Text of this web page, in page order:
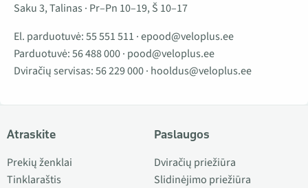
Saku 3, Talinas · Pr–Pn 10–19, Š 10–17
El. parduotuvė:55 551 511 ·epood@veloplus.ee
Parduotuvė:56 488 000· pood@veloplus.ee
Dviračių servisas:56 229 000· hooldus@veloplus.ee
Atraskite
Prekių ženklai
Tinklaraštis
Paslaugos
Dviračių priežiūra
Slidinėjimo priežiūra